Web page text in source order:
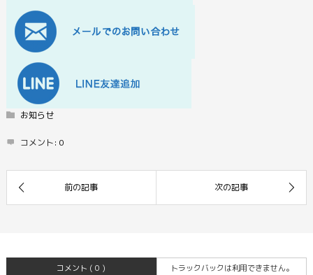
お知らせ
コメント: 0
コメント ( 0 ) トラックバックは利用できません。